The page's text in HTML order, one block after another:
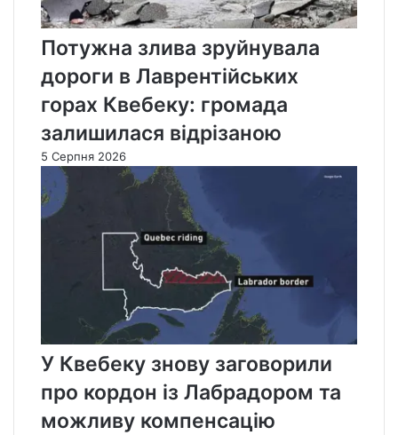
Потужна злива зруйнувала
дороги в Лаврентійських
горах Квебеку: громада
залишилася відрізаною
5 Серпня 2026
У Квебеку знову заговорили
про кордон із Лабрадором та
можливу компенсацію